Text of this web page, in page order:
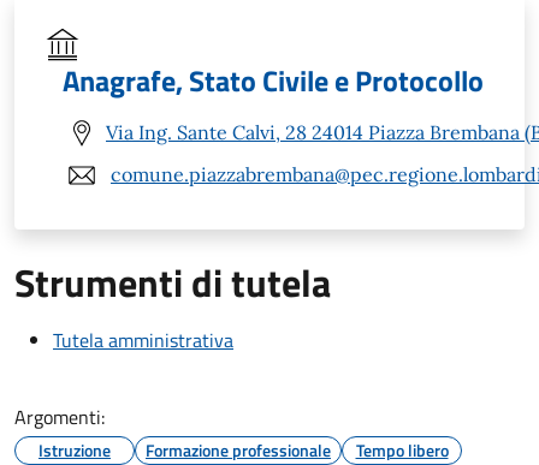
Anagrafe, Stato Civile e Protocollo
Via Ing. Sante Calvi, 28 24014 Piazza Brembana
Strumenti di tutela
Tutela amministrativa
Argomenti:
Istruzione Formazione professionale Tempo libero